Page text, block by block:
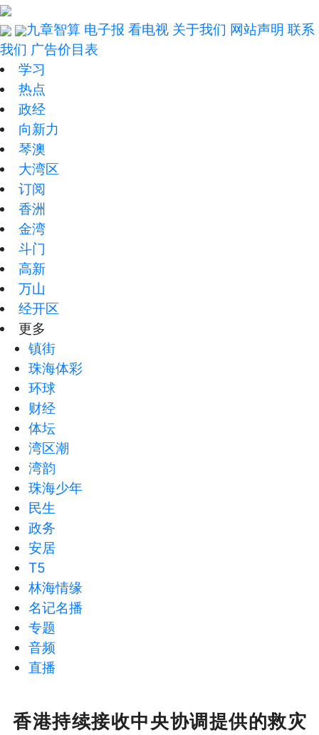
九章智算 电子报 看电视 关于我们 网站声明 联系
我们 广告价目表
学习
热点
政经
向新力
琴澳
大湾区
订阅
香洲
金湾
斗门
高新
万山
经开区
更多
镇街
珠海体彩
环球
财经
体坛
湾区潮
湾韵
珠海少年
民生
政务
安居
T5
林海情缘
名记名播
专题
音频
直播
香港持续接收中央协调提供的救灾